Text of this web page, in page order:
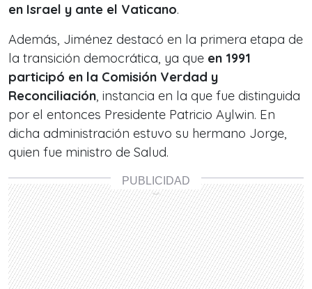
en Israel y ante el Vaticano.
Además, Jiménez destacó en la primera etapa de
la transición democrática, ya que en 1991
participó en la Comisión Verdad y
Reconciliación, instancia en la que fue distinguida
por el entonces Presidente Patricio Aylwin. En
dicha administración estuvo su hermano Jorge,
quien fue ministro de Salud.